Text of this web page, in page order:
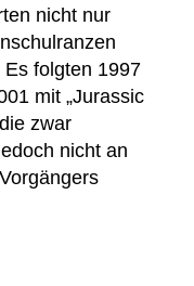
nicht nur
folgten 1997
mit „Jurassic
zwar
nicht an